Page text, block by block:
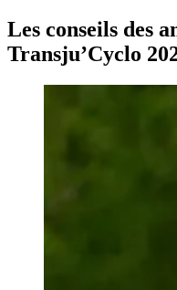
Les conseils des
Transju’Cyclo